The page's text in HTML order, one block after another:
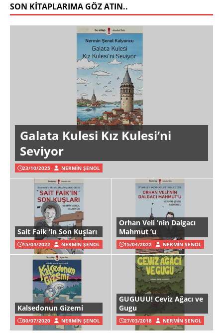
SON KITAPLARIMA GÖZ ATIN..
Galata Kulesi Kız Kulesi’ni
Seviyor
23/10/2025 NERMIN ŞENOL
Sait Faik ‘in Son Kuşları
15/04/2022 NERMIN ŞENOL
Orhan Veli ’nin Dalgacı
Mahmut ’u
15/04/2022 NERMIN ŞENOL
Kalsedonun Gizemi
30/07/2020 NERMIN ŞENOL
GUGUUU! Ceviz Ağacı ve
Gugu
27/03/2018 NERMIN ŞENOL